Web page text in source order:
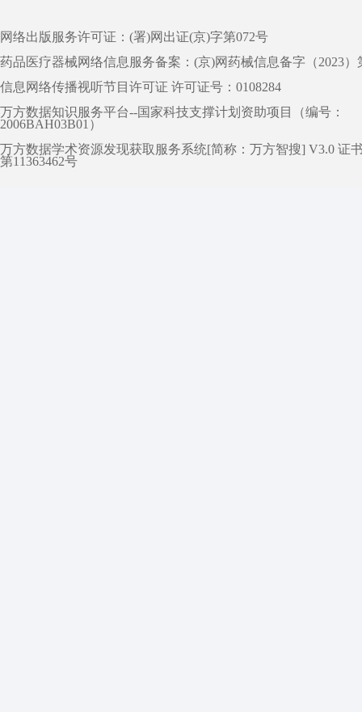
网络出版服务许可证：(署)网出证(京)字第072号
药品医疗器械网络信息服务备案：(京)网药械信息备字（2023）
信息网络传播视听节目许可证 许可证号：0108284
万方数据知识服务平台--国家科技支撑计划资助项目（编号：
2006BAH03B01）
万方数据学术资源发现获取服务系统[简称：万方智搜] V3.0 证
第11363462号